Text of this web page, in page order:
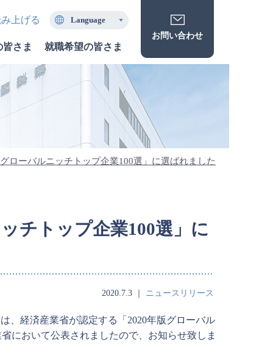
上げる Language
さま 就職希望の皆さま
お問い合わせ
ローバルニッチトップ企業100選」に選ばれました
チトップ企業100選」に
2020.7.3 ニュースリリース
、経済産業省が認定する「2020年版グローバル
において公表されましたので、お知らせ致しま